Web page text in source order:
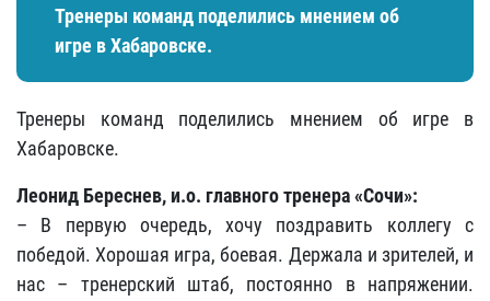
Тренеры команд поделились мнением об
игре в Хабаровске.
Тренеры команд поделились мнением об игре в
Хабаровске.
Леонид Береснев, и.о. главного тренера «Сочи»:
– В первую очередь, хочу поздравить коллегу с
победой. Хорошая игра, боевая. Держала и зрителей, и
нас – тренерский штаб, постоянно в напряжении.